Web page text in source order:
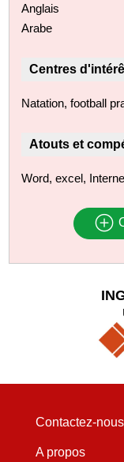
Anglais
Arabe
Centres
Natation, football
Atouts et
Word, excel,
Contactez-nous
A propos